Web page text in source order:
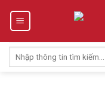
kiếm: